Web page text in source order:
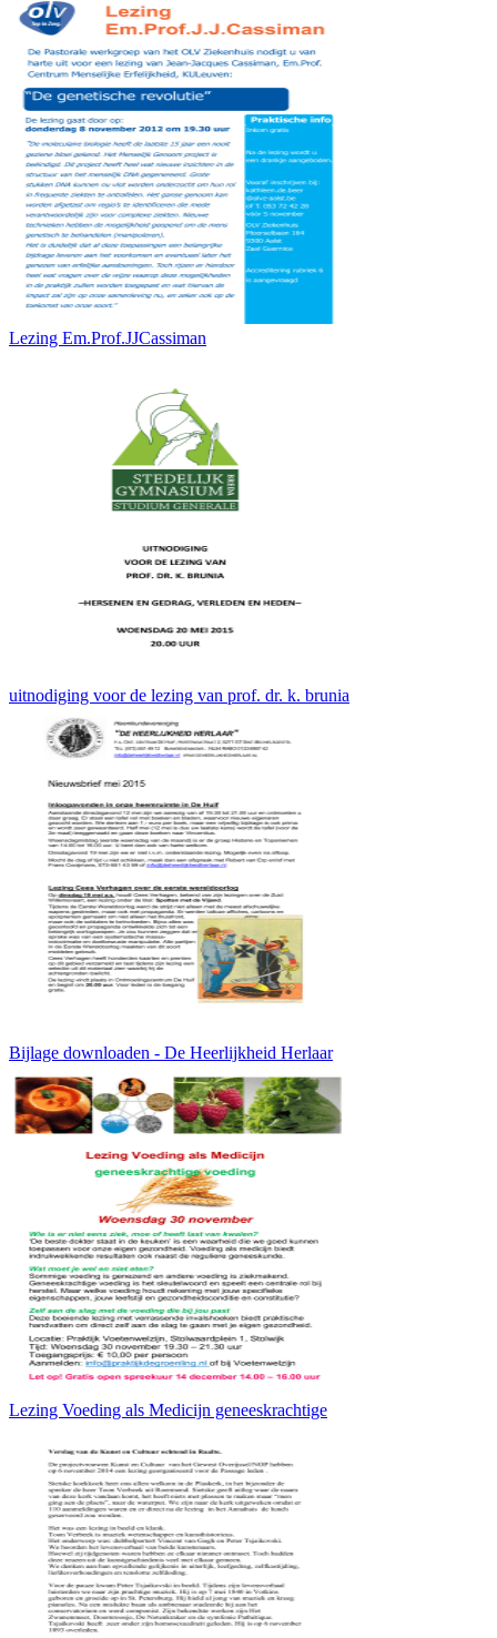
Lezing Em.Prof.JJCassiman
uitnodiging voor de lezing van prof. dr. k. brunia
Bijlage downloaden - De Heerlijkheid Herlaar
Lezing Voeding als Medicijn geneeskrachtige